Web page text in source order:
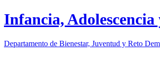
Infancia,
Departamento de Bienestar, Juventud y Reto